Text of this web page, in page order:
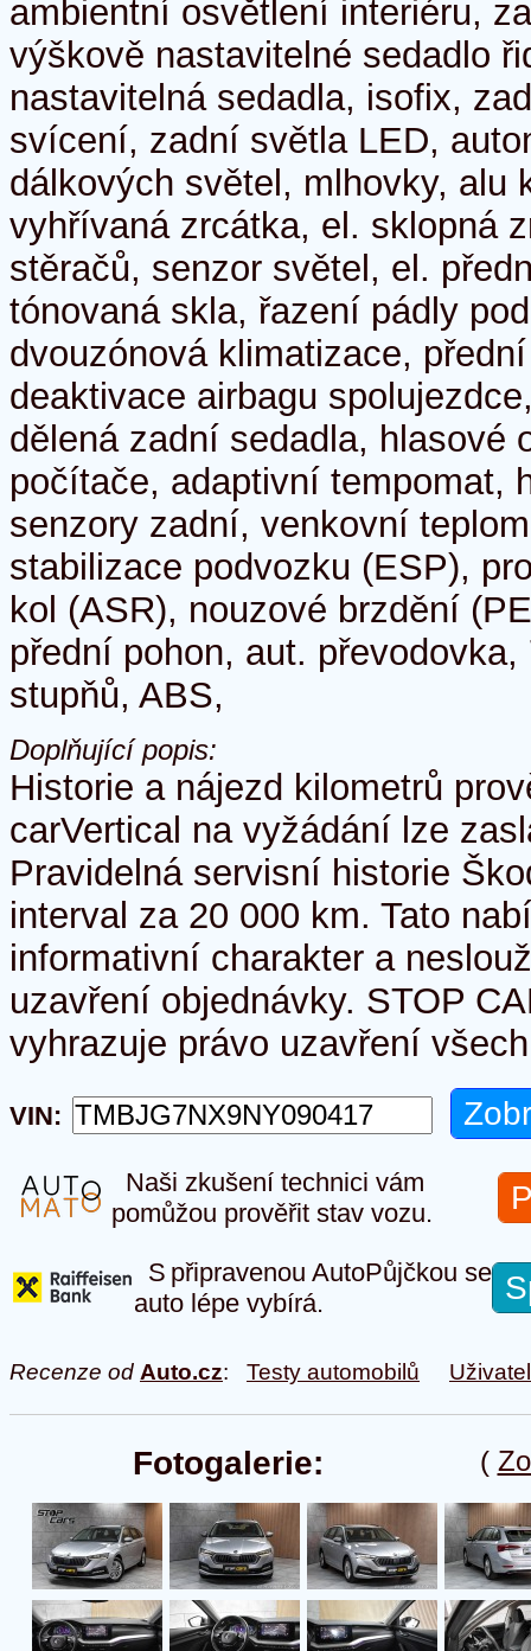
ambientní osvětlení interiéru,
výškově nastavitelné sedadlo
nastavitelná sedadla, isofix,
svícení, zadní světla LED,
dálkových světel, mlhovky, alu
vyhřívaná zrcátka, el. sklopná
stěračů, senzor světel, el.
tónovaná skla, řazení pádly
dvouzónová klimatizace,
deaktivace airbagu
dělená zadní sedadla, hlasové
počítače, adaptivní tempomat,
senzory zadní, venkovní
stabilizace podvozku (ESP),
kol (ASR), nouzové brzdění
přední pohon, aut.
stupňů, ABS,
Doplňující popis:
Historie a nájezd kilometrů
carVertical na vyžádání lze
Pravidelná servisní historie
interval za 20 000 km. Tato
informativní charakter a
uzavření objednávky. STOP
vyhrazuje právo uzavření
VIN:
Naši zkušení technici vám
pomůžou prověřit stav vozu.
S připravenou AutoPůjčkou se
auto lépe vybírá.
Recenze od Auto.cz: Testy automobilů
(
Fotogalerie: